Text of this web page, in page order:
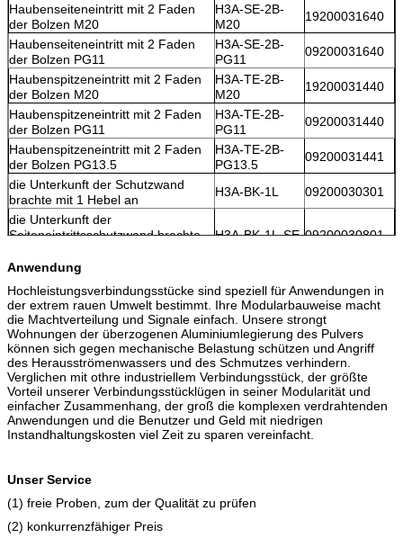
Haubenseiteneintritt mit 2 Faden
der Bolzen M20
H3A-SE-2B-
M20
19200031640
Haubenseiteneintritt mit 2 Faden
der Bolzen PG11
H3A-SE-2B-
PG11
09200031640
Haubenspitzeneintritt mit 2 Faden
der Bolzen M20
H3A-TE-2B-
M20
19200031440
Haubenspitzeneintritt mit 2 Faden
der Bolzen PG11
H3A-TE-2B-
PG11
09200031440
Haubenspitzeneintritt mit 2 Faden
der Bolzen PG13.5
H3A-TE-2B-
PG13.5
09200031441
die Unterkunft der Schutzwand
brachte mit 1 Hebel an
H3A-BK-1L
09200030301
die Unterkunft der
Seiteneintrittsschutzwand brachte
H3A-BK-1L-SE 09200030801
die Unterkunft der Oberfläche
brachte mit 1 Faden des Hebels
M20 an
M20
19200031250
die Unterkunft der Oberfläche
brachte mit 1 Faden des Hebels
PG11, unterer Eintritt an
H3A-SF-1L-
PG11
09200031250
die Unterkunft der Oberfläche
brachte mit 1 Faden des Hebels
PG13.5, unterer Eintritt an
H3A-SF-1L-
PG13.5
09200031251
Unterkunft des Kabels zur Kabelart
mit 1 Faden des Hebels M20
H3A-CCT-1L-
M20
19200031750
mit 1 Faden des Hebels PG13.5
PG13.5
Anwendung
Hochleistungsverbindungsstücke sind speziell für Anwendungen in
der extrem rauen Umwelt bestimmt. Ihre Modularbauweise macht
die Machtverteilung und Signale einfach. Unsere strongt
Wohnungen der überzogenen Aluminiumlegierung des Pulvers
können sich gegen mechanische Belastung schützen und Angriff
des Herausströmenwassers und des Schmutzes verhindern.
Verglichen mit othre industriellem Verbindungsstück, der größte
Vorteil unserer Verbindungsstücklügen in seiner Modularität und
einfacher Zusammenhang, der groß die komplexen verdrahtenden
Anwendungen und die Benutzer und Geld mit niedrigen
Instandhaltungskosten viel Zeit zu sparen vereinfacht.
Unser Service
(1) freie Proben, zum der Qualität zu prüfen
(2) konkurrenzfähiger Preis